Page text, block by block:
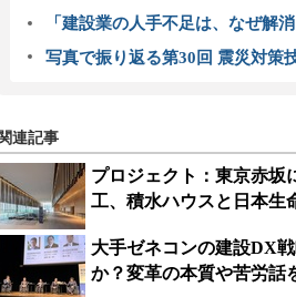
「建設業の人手不足は、なぜ解
写真で振り返る第30回 震災対策
関連記事
プロジェクト：東京赤坂
工、積水ハウスと日本生
大手ゼネコンの建設DX
か？変革の本質や苦労話